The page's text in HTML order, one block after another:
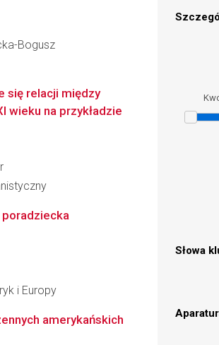
Słowa
Bogusz
się relacji między
wieku na przykładzie
i Europy
amerykańskich